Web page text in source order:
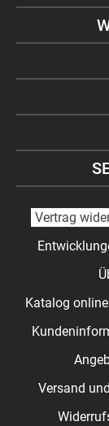
Vertrag
Katalog
Versand